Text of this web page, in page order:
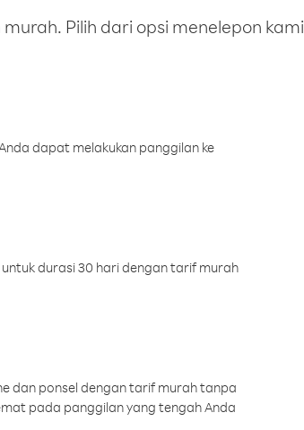
Pilih dari opsi menelepon kami
dapat melakukan panggilan ke
durasi 30 hari dengan tarif murah
dan ponsel dengan tarif murah tanpa
pada panggilan yang tengah Anda